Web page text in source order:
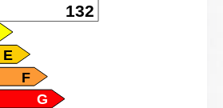
132
E
F
G